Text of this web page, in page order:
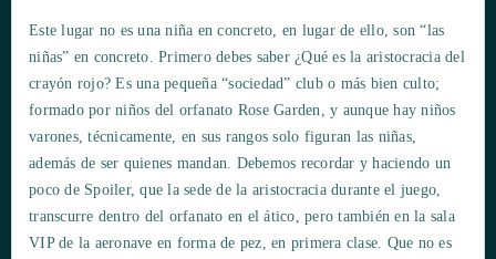
Este lugar no es una niña en concreto, en lugar de ello, son “las
niñas” en concreto. Primero debes saber ¿Qué es la aristocracia del
crayón rojo? Es una pequeña “sociedad” club o más bien culto;
formado por niños del orfanato Rose Garden, y aunque hay niños
varones, técnicamente, en sus rangos solo figuran las niñas,
además de ser quienes mandan. Debemos recordar y haciendo un
poco de Spoiler, que la sede de la aristocracia durante el juego,
transcurre dentro del orfanato en el ático, pero también en la sala
VIP de la aeronave en forma de pez, en primera clase. Que no es